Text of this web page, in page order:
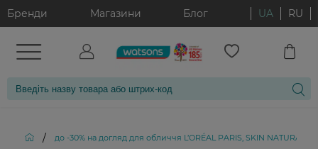
Бренди Магазини Блог UA RU
/ до -30% на догляд для обличчя L’ORÉAL PARIS, SKIN NATURALS,